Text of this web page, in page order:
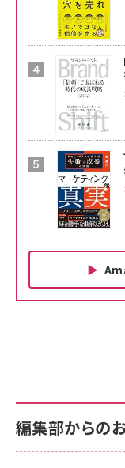
￥
ス
サ
サ
編集部からの